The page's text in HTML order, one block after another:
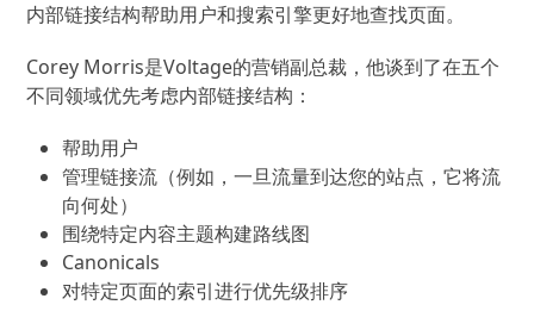
内部链接结构帮助用户和搜索引擎更好地查找页面。
Corey Morris是Voltage的营销副总裁，他谈到了在五个
不同领域优先考虑内部链接结构：
帮助用户
管理链接流（例如，一旦流量到达您的站点，它将流
向何处）
围绕特定内容主题构建路线图
Canonicals
对特定页面的索引进行优先级排序